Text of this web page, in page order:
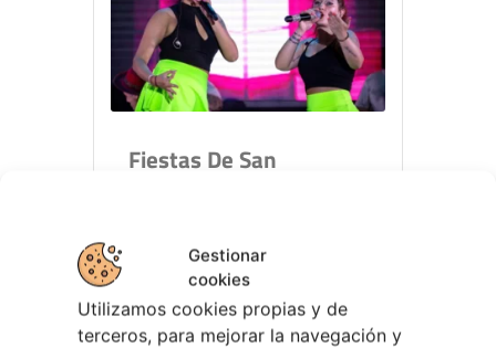
Gestionar
cookies
Utilizamos cookies propias y de
terceros, para mejorar la navegación y
Fiestas De San
Vigo - Coruxo
LEER MÁS